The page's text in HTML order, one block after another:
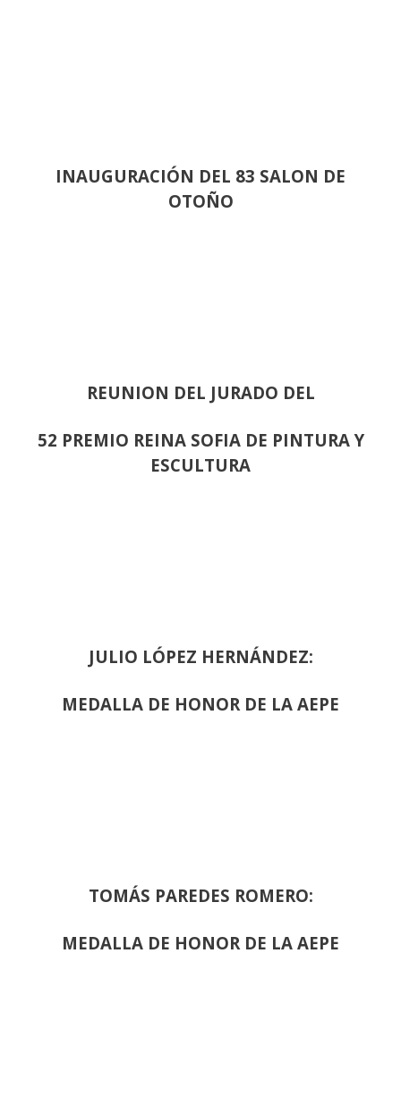
INAUGURACIÓN DEL 83 SALON DE
OTOÑO
REUNION DEL JURADO DEL
52 PREMIO REINA SOFIA DE PINTURA Y
ESCULTURA
JULIO LÓPEZ HERNÁNDEZ:
MEDALLA DE HONOR DE LA AEPE
TOMÁS PAREDES ROMERO:
MEDALLA DE HONOR DE LA AEPE